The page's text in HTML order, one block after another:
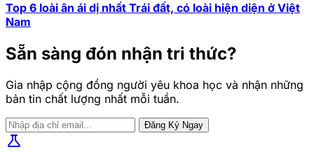
Top 6 loài ân ái dị nhất Trái đất, có loài hiện diện ở Việt
Nam
Sẵn sàng đón nhận tri thức?
Gia nhập cộng đồng người yêu khoa học và nhận những
bản tin chất lượng nhất mỗi tuần.
Đăng Ký Ngay
science